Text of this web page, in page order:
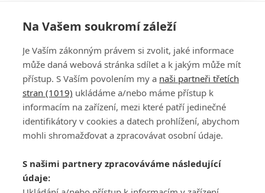
PŘIHLÁSIT
REGISTROVAT
DISKUZE
Šéfredaktorkou webu jePetr Slavík, e-mailserialy@fandimefilmu.cz
Máte-li zájem o inzerci na našem webu napište nám na e-mail
Na Vašem soukromí záleží
Je Vaším zákonným právem si zvolit, jaké informace
může daná webová stránka sdílet a k jakým může mít
přístup. S Vaším povolením my a naši partneři třetích
stran (1019) ukládáme a/nebo máme přístup k
informacím na zařízení, mezi které patří jedinečné
identifikátory v cookies a datech prohlížení, abychom
mohli shromažďovat a zpracovávat osobní údaje.
S našimi partnery zpracováváme následující
údaje: